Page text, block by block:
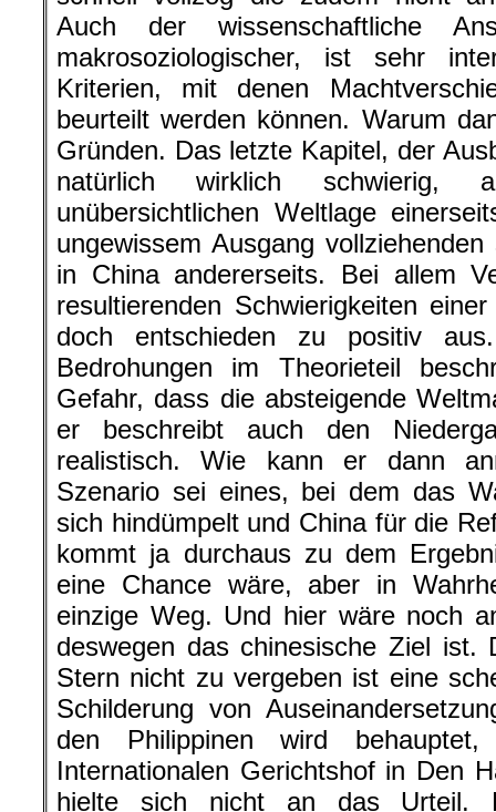
Auch der wissenschaftliche
makrosoziologischer, ist sehr
Kriterien, mit denen
beurteilt werden können. Warum
Gründen. Das letzte Kapitel, der
natürlich wirklich schwierig,
unübersichtlichen Weltlage
ungewissem Ausgang
in China andererseits. Bei allem
resultierenden Schwierigkeiten
doch entschieden zu positiv
Bedrohungen im Theorieteil
Gefahr, dass die absteigende
er beschreibt auch den
realistisch. Wie kann er dann
Szenario sei eines, bei dem das
sich hindümpelt und China für die
kommt ja durchaus zu dem
eine Chance wäre, aber in
einzige Weg. Und hier wäre noch
deswegen das chinesische Ziel ist.
Stern nicht zu vergeben ist eine
Schilderung von
den Philippinen wird
Internationalen Gerichtshof in Den
hielte sich nicht an das Urteil.